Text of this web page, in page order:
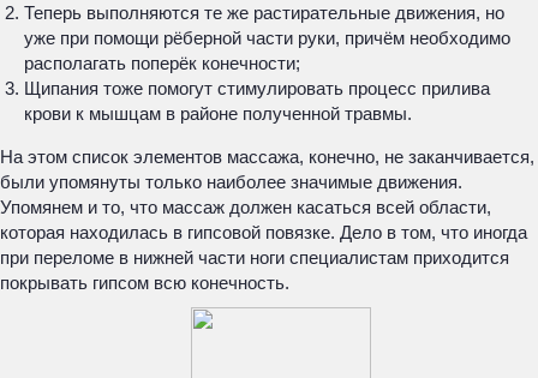
Теперь выполняются те же растирательные движения, но
уже при помощи рёберной части руки, причём необходимо
располагать поперёк конечности;
Щипания тоже помогут стимулировать процесс прилива
крови к мышцам в районе полученной травмы.
На этом список элементов массажа, конечно, не заканчивается,
были упомянуты только наиболее значимые движения.
Упомянем и то, что массаж должен касаться всей области,
которая находилась в гипсовой повязке. Дело в том, что иногда
при переломе в нижней части ноги специалистам приходится
покрывать гипсом всю конечность.